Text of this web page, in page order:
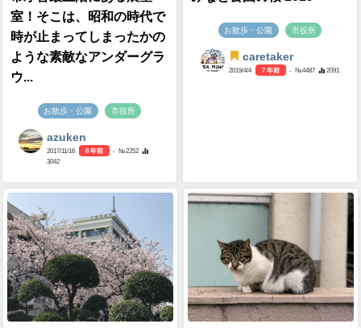
室！そこは、昭和の時代で
時が止まってしまったかの
ような素敵なアンダーグラ
ウ...
お散歩・公園 市役所
azuken
2017/11/16 8 年前
- №2252
3042
お散歩・公園 市役所
caretaker
2019/4/4 7 年前 - №4487 2091